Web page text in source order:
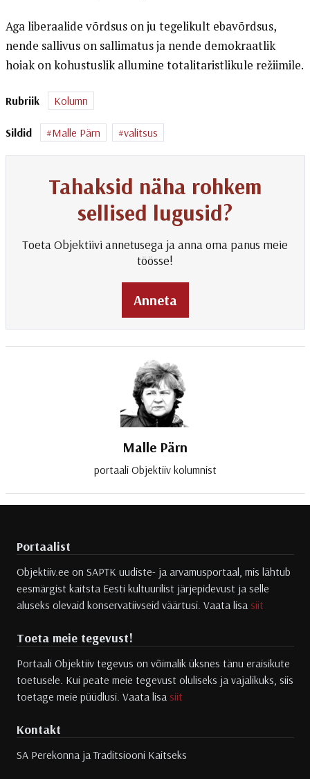
Aga liberaalide võrdsus on ju tegelikult ebavõrdsus,
nende sallivus on sallimatus ja nende demokraatlik
hoiak on kohustuslik allumine totalitaristlikule režiimile.
Rubriik Kolumn
Sildid Malle Pärn valitsus
Tahaksid näha rohkem
sellised lugusid?
Toeta Objektiivi annetusega ja anna oma panus meie
töösse!
Anneta
Malle Pärn
portaali Objektiiv kolumnist
Portaalist
Objektiiv.ee on SAPTK uudiste- ja arvamusportaal, mis lähtub
eesmärgist kaitsta Eesti kultuurilist järjepidevust ja selle
aluseks olevaid konservatiivseid väärtusi. Vaata lisa siit
Toeta meie tegevust!
Portaali Objektiiv tegevus on võimalik üksnes tänu eraisikute
toetusele. Kui peate meie tegevust oluliseks ja vajalikuks, siis
toetage meie püüdlusi. Vaata lisa siit
Kontakt
SA Perekonna ja Traditsiooni Kaitseks